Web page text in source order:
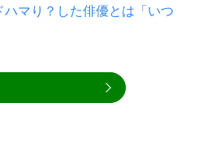
ハマり？した俳優とは「いつ